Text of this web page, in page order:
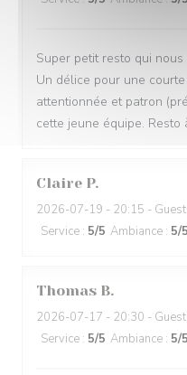
Super petit resto qui
Un délice pour une
attentionnée et patron
cette jeune équipe. Resto
Claire P
2026-07-19 - 20:15 -
Service : 5/5 Ambiance : 5/5
Thomas B
2026-07-17 - 20:30 -
Service : 5/5 Ambiance : 5/5